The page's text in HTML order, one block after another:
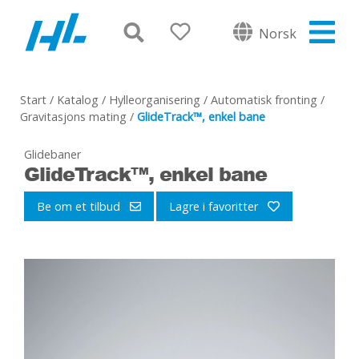
Norsk
Start / Katalog / Hylleorganisering / Automatisk fronting /
Gravitasjons mating / GlideTrack™, enkel bane
Glidebaner
GlideTrack™, enkel bane
Be om et tilbud Lagre i favoritter